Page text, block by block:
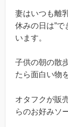
妻はいつも離
休みの日は”で
います。
子供の朝の散
たら面白い物
オタフクが販
らのお好みソ